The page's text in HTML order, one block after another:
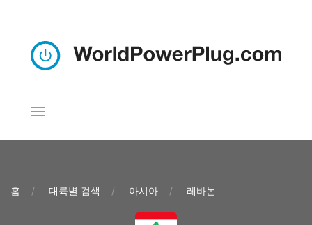
홈 대륙별 검색 아시아 레바논